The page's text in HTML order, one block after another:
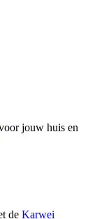
jouw huis en
de Karwei